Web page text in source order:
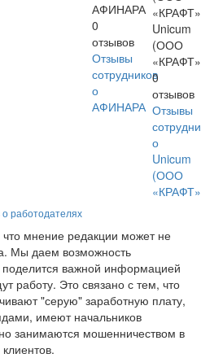
АФИНАРА
0
отзывов
Отзывы
сотрудников
о
АФИНАРА
Unicum
(ООО
0
отзывов
Отзывы
о
Unicum
(ООО
работодателях
мнение редакции может не
Мы даем возможность
поделится важной информацией
работу. Это связано с тем, что
"серую" заработную плату,
имеют начальников
занимаются мошенничеством в